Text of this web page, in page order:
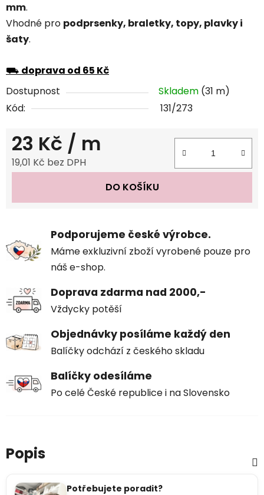
mm.
Vhodné pro podprsenky, braletky, topy, plavky i
šaty.
⛟ doprava od 65 Kč
Dostupnost
Skladem (31 m)
Kód:
131/273
23 Kč / m
19,01 Kč bez DPH
DO KOŠÍKU
Podporujeme české výrobce.
Máme exkluzivní zboží vyrobené pouze pro
náš e-shop.
Doprava zdarma nad 2000,-
Vždycky potěší
Objednávky posíláme každý den
Balíčky odchází z českého skladu
Balíčky odesíláme
Po celé České republice i na Slovensko
Popis
Potřebujete poradit?